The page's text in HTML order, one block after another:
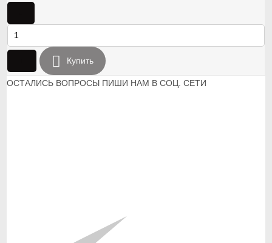
Купить
ОСТАЛИСЬ ВОПРОСЫ ПИШИ НАМ В СОЦ. СЕТИ